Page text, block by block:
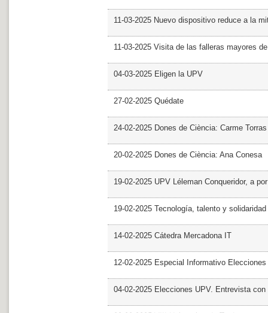
11-03-2025 Nuevo dispositivo reduce a la
11-03-2025 Visita de las falleras mayores
04-03-2025 Eligen la UPV
27-02-2025 Quédate
24-02-2025 Dones de Ciència: Carme Torras
20-02-2025 Dones de Ciència: Ana Conesa
19-02-2025 UPV Léleman Conqueridor, a
19-02-2025 Tecnología, talento y
14-02-2025 Cátedra Mercadona IT
12-02-2025 Especial Informativo Elecciones
04-02-2025 Elecciones UPV. Entrevista con